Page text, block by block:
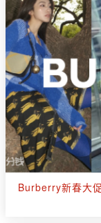
Burberry新春大